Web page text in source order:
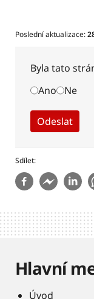
Poslední aktualizace:
Byla tato
Ano
Ne
Sdílet
Hlavní
Úvod